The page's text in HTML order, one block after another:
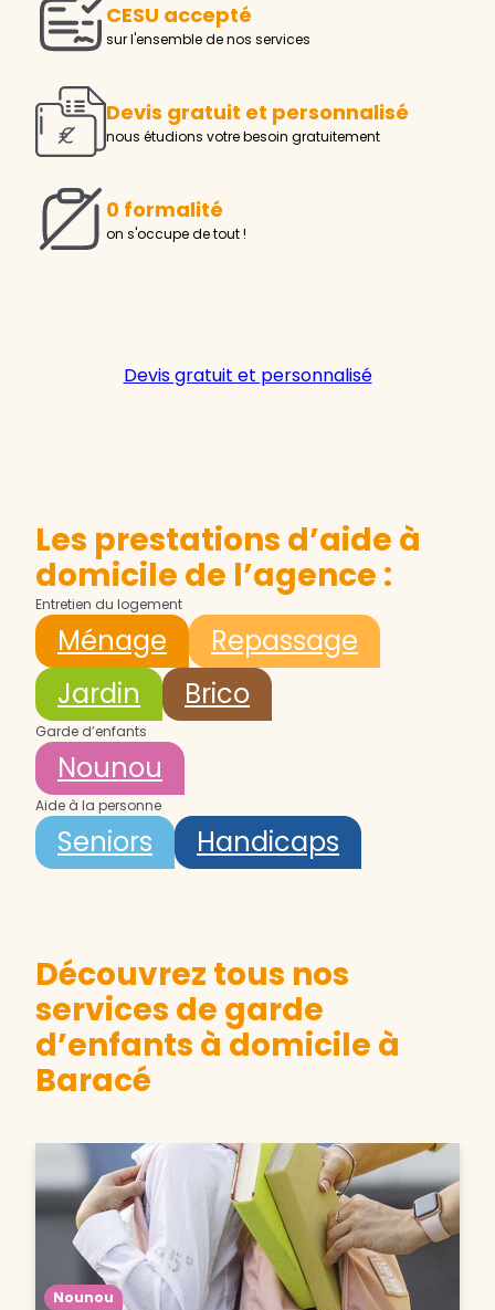
CESU accepté
sur l'ensemble de nos services
Devis gratuit et personnalisé
nous étudions votre besoin gratuitement
0 formalité
on s'occupe de tout !
Devis gratuit et personnalisé
Les prestations d’aide à
domicile de l’agence :
Entretien du logement
Ménage
Repassage
Jardin
Brico
Garde d’enfants
Nounou
Aide à la personne
Seniors Handicaps
Découvrez tous nos
services de garde
d’enfants à domicile à
Baracé
Nounou